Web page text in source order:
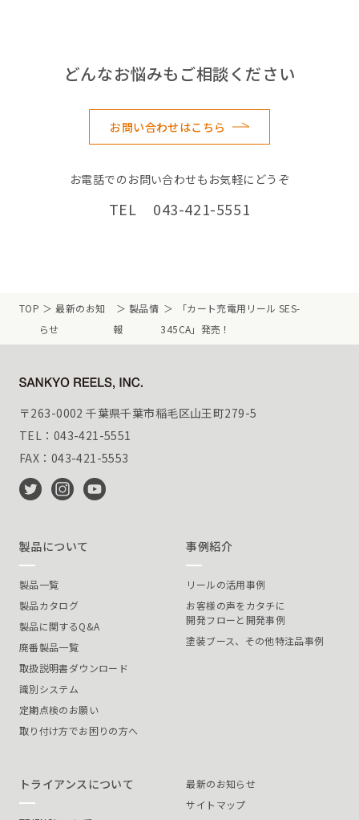
どんなお悩みもご相談ください
お問い合わせはこちら
お電話でのお問い合わせもお気軽にどうぞ
TEL 043-421-5551
TOP
最新のお知
らせ
製品情
報
「カート充電用リール SES-
345CA」発売！
〒263-0002 千葉県千葉市稲毛区山王町279-5
TEL：043-421-5551
FAX：043-421-5553
製品について
製品一覧
製品カタログ
製品に関するQ&A
廃番製品一覧
取扱説明書ダウンロード
識別システム
定期点検のお願い
取り付け方でお困りの方へ
事例紹介
リールの活用事例
お客様の声をカタチに
開発フローと開発事例
塗装ブース、その他特注品事例
トライアンスについて
最新のお知らせ
サイトマップ